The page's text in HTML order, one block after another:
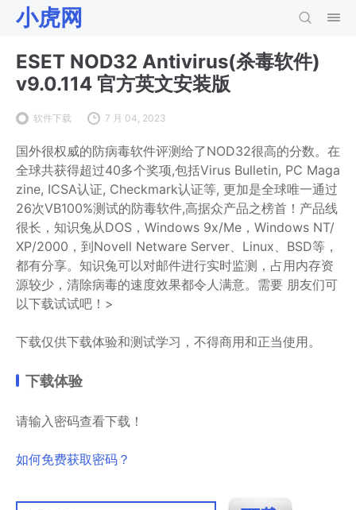
小虎网
ESET NOD32 Antivirus(杀毒软件)
v9.0.114 官方英文安装版
软件下载 7 月 04, 2023
国外很权威的防病毒软件评测给了NOD32很高的分数。在
全球共获得超过40多个奖项,包括Virus Bulletin, PC Maga
zine, ICSA认证, Checkmark认证等, 更加是全球唯一通过
26次VB100%测试的防毒软件,高据众产品之榜首！产品线
很长，知识兔从DOS，Windows 9x/Me，Windows NT/
XP/2000，到Novell Netware Server、Linux、BSD等，
都有分享。知识兔可以对邮件进行实时监测，占用内存资
源较少，清除病毒的速度效果都令人满意。需要 朋友们可
以下载试试吧！>
下载仅供下载体验和测试学习，不得商用和正当使用。
下载体验
请输入密码查看下载！
如何免费获取密码？